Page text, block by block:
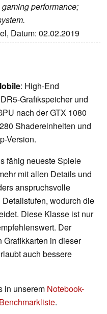
performance;
Datum: 02.02.2019
: High-End
Grafikspeicher und
nach der GTX 1080
Shadereinheiten und
Version.
fähig neueste Spiele
mit allen Details und
anspruchsvolle
wodurch die
Diese Klasse ist nur
Der
Grafikkarten in dieser
auch bessere
in unserem Notebook-
Benchmarkliste.